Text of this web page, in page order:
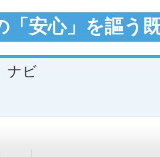
「安心」を謳う
ナビ